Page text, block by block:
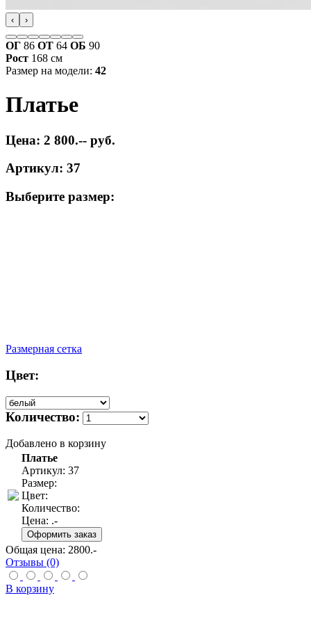
‹ ›
ОГ 86 ОТ 64 ОБ 90
Рост 168 см
Размер на модели: 42
Платье
Цена: 2 800.-- руб.
Артикул: 37
Выберите размер:
Размерная сетка
Цвет:
Количество:
Добавлено в корзину
Платье
Артикул: 37
Размер:
Цвет:
Количество:
Цена: .-
Общая цена: 2800.-
Отзывы (0)
В корзину